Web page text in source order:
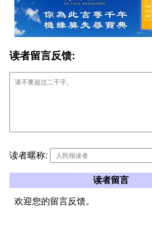
读者留言反馈:
读者暱称:
读者留言
欢迎您的留言反馈。